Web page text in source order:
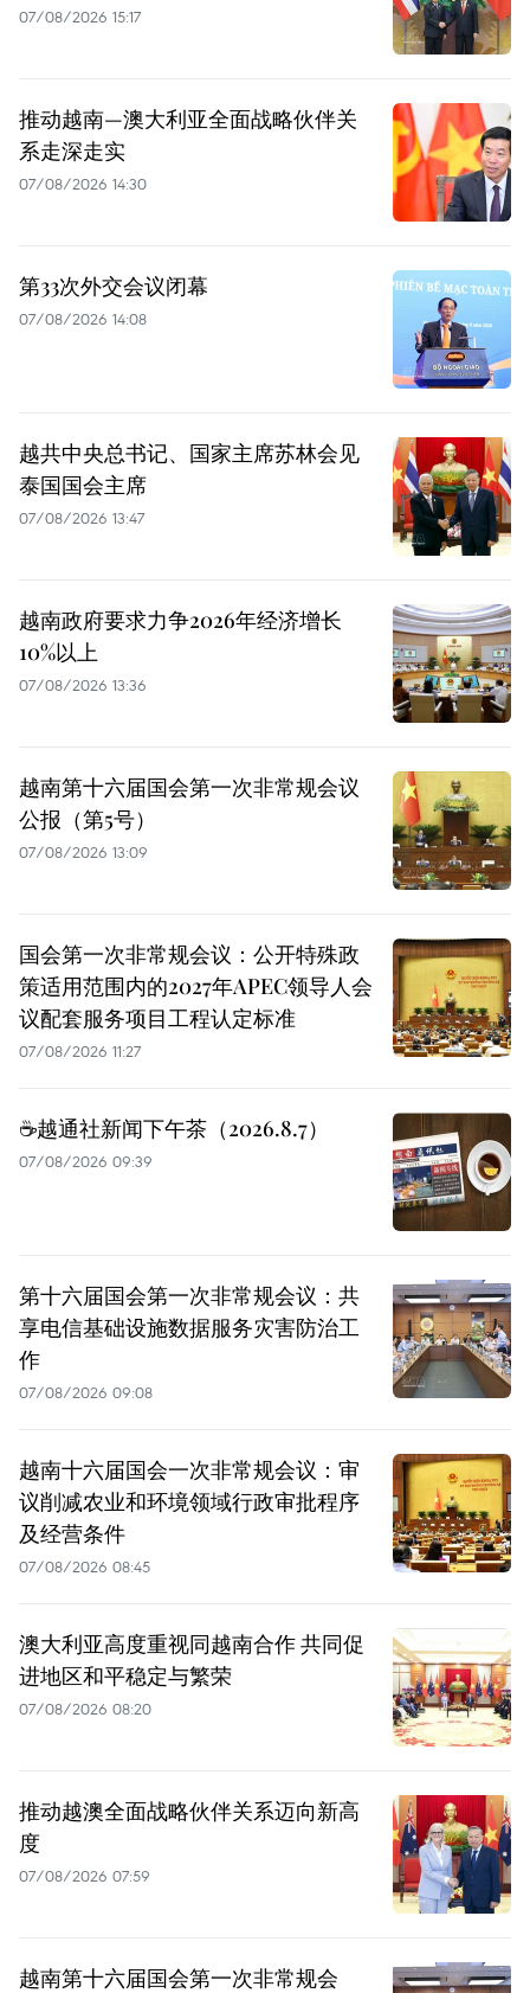
07/08/2026 15:17
推动越南—澳大利亚全面战略伙伴关
系走深走实
07/08/2026 14:30
第33次外交会议闭幕
07/08/2026 14:08
越共中央总书记、国家主席苏林会见
泰国国会主席
07/08/2026 13:47
越南政府要求力争2026年经济增长
10%以上
07/08/2026 13:36
越南第十六届国会第一次非常规会议
公报（第5号）
07/08/2026 13:09
国会第一次非常规会议：公开特殊政
策适用范围内的2027年APEC领导人会
议配套服务项目工程认定标准
07/08/2026 11:27
☕️越通社新闻下午茶（2026.8.7）
07/08/2026 09:39
第十六届国会第一次非常规会议：共
享电信基础设施数据服务灾害防治工
作
07/08/2026 09:08
越南十六届国会一次非常规会议：审
议削减农业和环境领域行政审批程序
及经营条件
07/08/2026 08:45
澳大利亚高度重视同越南合作 共同促
进地区和平稳定与繁荣
07/08/2026 08:20
推动越澳全面战略伙伴关系迈向新高
度
07/08/2026 07:59
越南第十六届国会第一次非常规会